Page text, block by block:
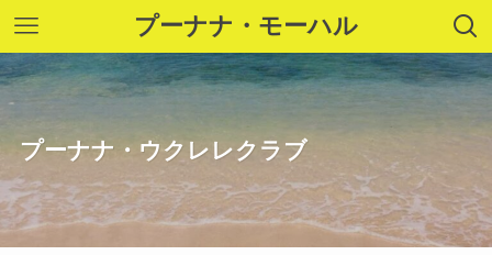
プーナナ・モーハル
プーナナ・ウクレレクラブ